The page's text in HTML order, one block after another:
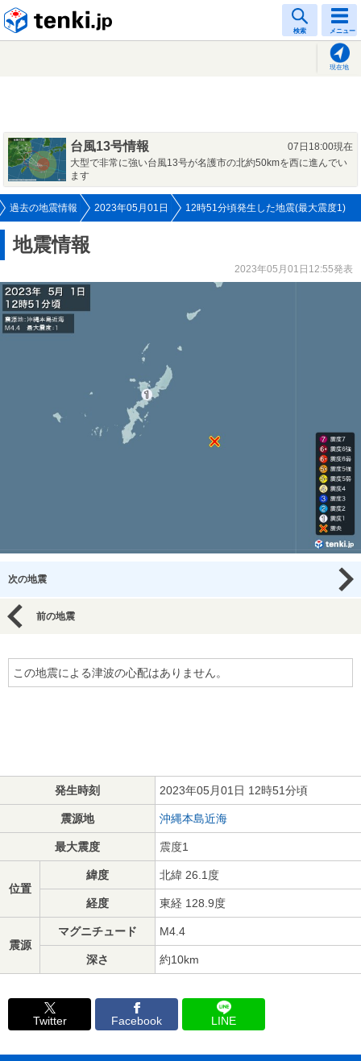
検索 メニュー
現在地
台風13号情報
07日18:00現在
大型で非常に強い台風13号が名護市の北約50kmを西に進んでい
ます
過去の地震情報 2023年05月01日 12時51分頃発生した地震(最大震度1)
地震情報
2023年05月01日12:55発表
次の地震
前の地震
この地震による津波の心配はありません。
発生時刻 2023年05月01日 12時51分頃
震源地 沖縄本島近海
最大震度 震度1
位置
緯度 北緯 26.1度
経度 東経 128.9度
震源
マグニチュード M4.4
深さ 約10km
Twitter Facebook LINE